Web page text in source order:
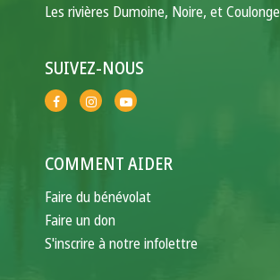
Les rivières Dumoine, Noire, et Coulonge
SUIVEZ-NOUS
COMMENT AIDER
Faire du bénévolat
Faire un don
S'inscrire à notre infolettre